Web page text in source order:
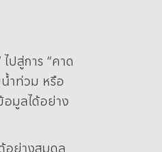
ปสู่การ “คาด
ำท่วม หรือ
อมูลได้อย่าง
อย่างสมดุล